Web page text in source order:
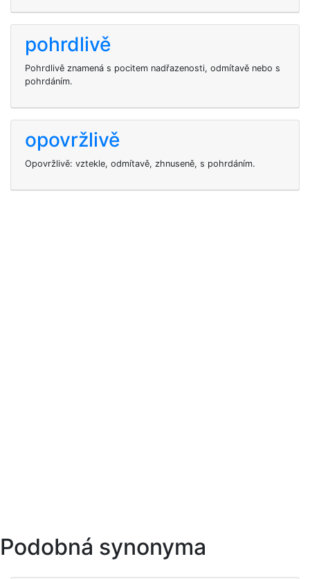
pohrdlivě
Pohrdlivě znamená s pocitem nadřazenosti, odmítavě nebo s
pohrdáním.
opovržlivě
Opovržlivě: vztekle, odmítavě, zhnuseně, s pohrdáním.
Podobná synonyma